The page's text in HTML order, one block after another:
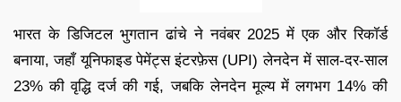
भारत के डिजिटल भुगतान ढांचे ने नवंबर 2025 में एक और रिकॉर्ड
बनाया, जहाँ यूनिफाइड पेमेंट्स इंटरफ़ेस (UPI) लेनदेन में साल-दर-साल
23% की वृद्धि दर्ज की गई, जबकि लेनदेन मूल्य में लगभग 14% की